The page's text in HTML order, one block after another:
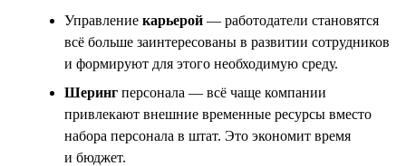
Управление карьерой — работодатели становятся
всё больше заинтересованы в развитии сотрудников
и формируют для этого необходимую среду.
Шеринг персонала — всё чаще компании
привлекают внешние временные ресурсы вместо
набора персонала в штат. Это экономит время
и бюджет.